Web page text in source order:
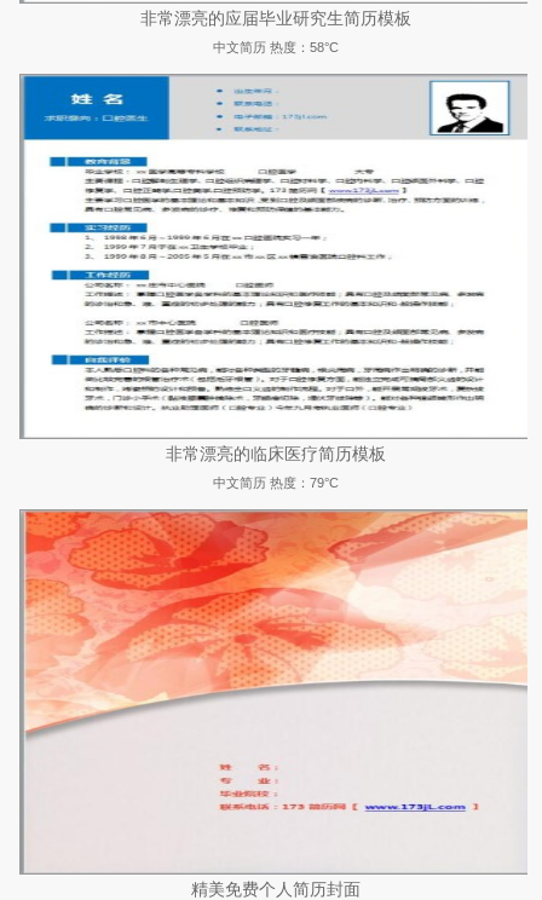
非常漂亮的应届毕业研究生简历模板
中文简历 热度：58°C
非常漂亮的临床医疗简历模板
中文简历 热度：79°C
精美免费个人简历封面